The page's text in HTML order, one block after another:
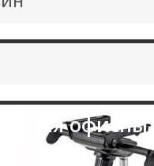
для офисных